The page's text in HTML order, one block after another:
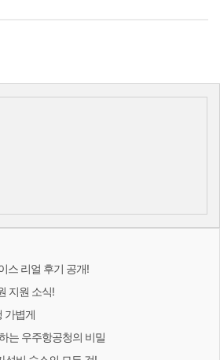
스 리얼 후기 공개!
지원 소식!
가볍게
는 우주항공청의 비밀